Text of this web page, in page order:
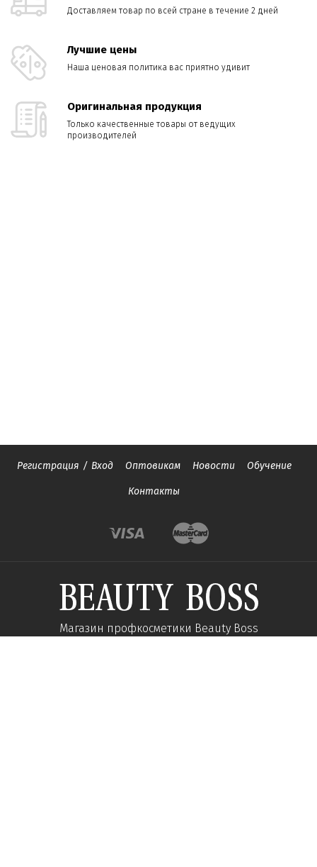
Доставляем товар по всей стране в течение 2 дней
Лучшие цены
Наша ценовая политика вас приятно удивит
Оригинальная продукция
Только качественные товары от ведущих
производителей
Регистрация / Вход Оптовикам Новости Обучение
Контакты
Магазин профкосметики Beauty Boss